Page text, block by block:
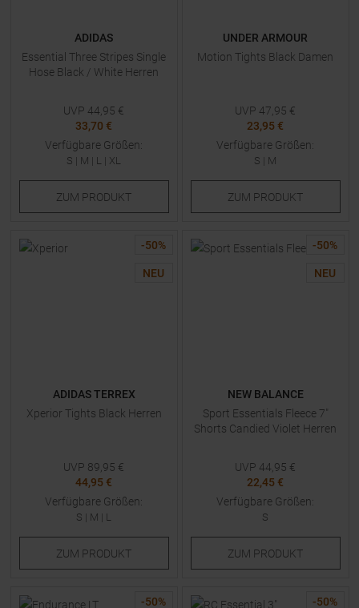
ADIDAS
Essential Three Stripes Single
Hose Black / White Herren
UVP 44,95 €
33,70 €
Verfügbare Größen:
S | M | L | XL
ZUM PRODUKT
UNDER ARMOUR
Motion Tights Black Damen
UVP 47,95 €
23,95 €
Verfügbare Größen:
S | M
ZUM PRODUKT
-50%
NEU
ADIDAS TERREX
Xperior Tights Black Herren
UVP 89,95 €
44,95 €
Verfügbare Größen:
S | M | L
ZUM PRODUKT
-50%
NEU
NEW BALANCE
Sport Essentials Fleece 7"
Shorts Candied Violet Herren
UVP 44,95 €
22,45 €
Verfügbare Größen:
S
ZUM PRODUKT
-50% -50%